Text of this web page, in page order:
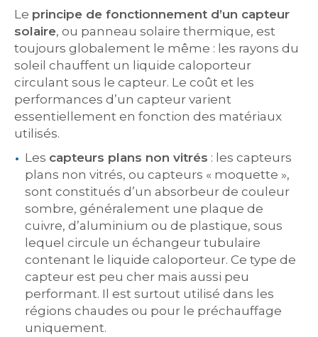
Le principe de fonctionnement d’un capteur
solaire, ou panneau solaire thermique, est
toujours globalement le même : les rayons du
soleil chauffent un liquide caloporteur
circulant sous le capteur. Le coût et les
performances d’un capteur varient
essentiellement en fonction des matériaux
utilisés.
Les capteurs plans non vitrés : les capteurs
plans non vitrés, ou capteurs « moquette »,
sont constitués d’un absorbeur de couleur
sombre, généralement une plaque de
cuivre, d’aluminium ou de plastique, sous
lequel circule un échangeur tubulaire
contenant le liquide caloporteur. Ce type de
capteur est peu cher mais aussi peu
performant. Il est surtout utilisé dans les
régions chaudes ou pour le préchauffage
uniquement.